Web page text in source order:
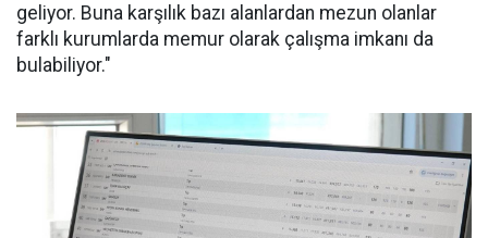
geliyor. Buna karşılık bazı alanlardan mezun olanlar
farklı kurumlarda memur olarak çalışma imkanı da
bulabiliyor."